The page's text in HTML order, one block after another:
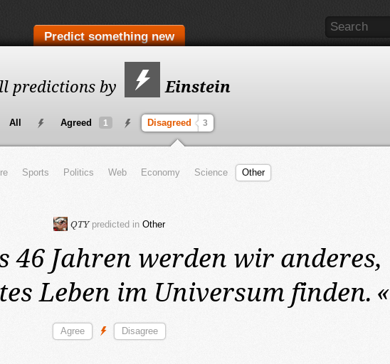
Predict something new
predictions by Einstein
All Agreed 1 Disagreed 3
Sports Politics Web Economy Science Other
QTY predicted in Other
46 Jahren werden wir anderes,
Leben im Universum finden. «